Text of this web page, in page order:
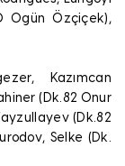
Ogün Özçiçek),
Kazımcan
(Dk.82 Onur
(Dk.82
Selke (Dk.